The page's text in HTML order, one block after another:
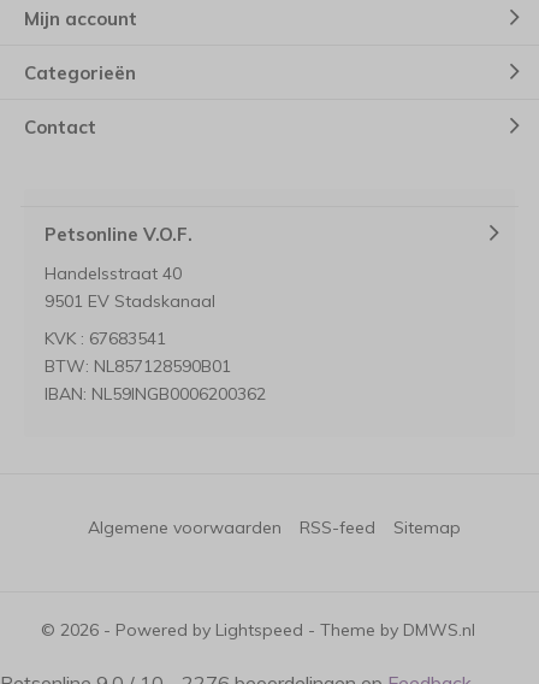
Mijn account
Categorieën
Contact
Petsonline V.O.F.
Handelsstraat 40
9501 EV Stadskanaal
KVK : 67683541
BTW: NL857128590B01
IBAN: NL59INGB0006200362
© 2026 - Powered by Lightspeed - Theme by DMWS.nl
Algemene voorwaarden RSS-feed Sitemap